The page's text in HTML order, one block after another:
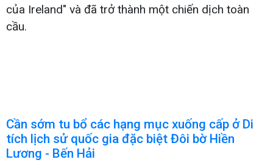
của Ireland" và đã trở thành một chiến dịch toàn
cầu.
Cần sớm tu bổ các hạng mục xuống cấp ở Di
tích lịch sử quốc gia đặc biệt Đôi bờ Hiền
Lương - Bến Hải